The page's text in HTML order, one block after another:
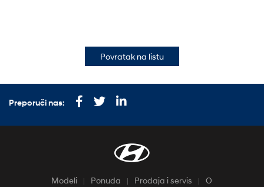
Povratak na listu
Preporuči nas:
Modeli Ponuda Prodaja i servis O